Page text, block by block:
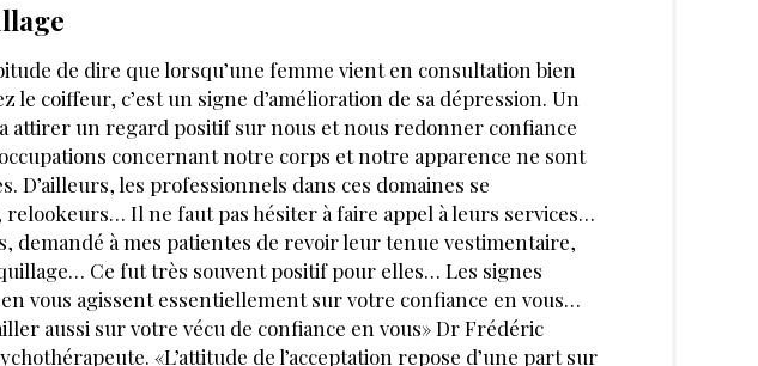
de dire que lorsqu’une femme vient en consultation bien
le coiffeur, c’est un signe d’amélioration de sa dépression. Un
attirer un regard positif sur nous et nous redonner confiance
concernant notre corps et notre apparence ne sont
D’ailleurs, les professionnels dans ces domaines se
relookeurs… Il ne faut pas hésiter à faire appel à leurs services…
demandé à mes patientes de revoir leur tenue vestimentaire,
Ce fut très souvent positif pour elles… Les signes
vous agissent essentiellement sur votre confiance en vous…
aussi sur votre vécu de confiance en vous» Dr Frédéric
«L’attitude de l’acceptation repose d’une part sur